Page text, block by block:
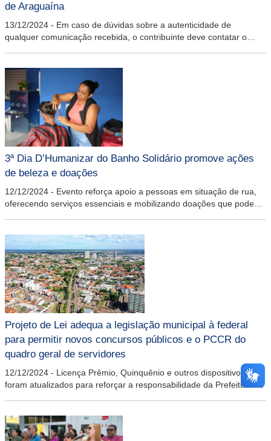
de Araguaína
13/12/2024 - Em caso de dúvidas sobre a autenticidade de
qualquer comunicação recebida, o contribuinte deve contatar o
3ª Dia D’Humanizar do Banho Solidário promove ações
de beleza e doações
12/12/2024 - Evento reforça apoio a pessoas em situação de rua,
oferecendo serviços essenciais e mobilizando doações que podem
Projeto de Lei adequa a legislação municipal à federal
para permitir novos concursos públicos e o PCCR do
quadro geral de servidores
12/12/2024 - Licença Prêmio, Quinquênio e outros dispositivos
foram atualizados para reforçar a responsabilidade da Prefeitura de
outros custos.